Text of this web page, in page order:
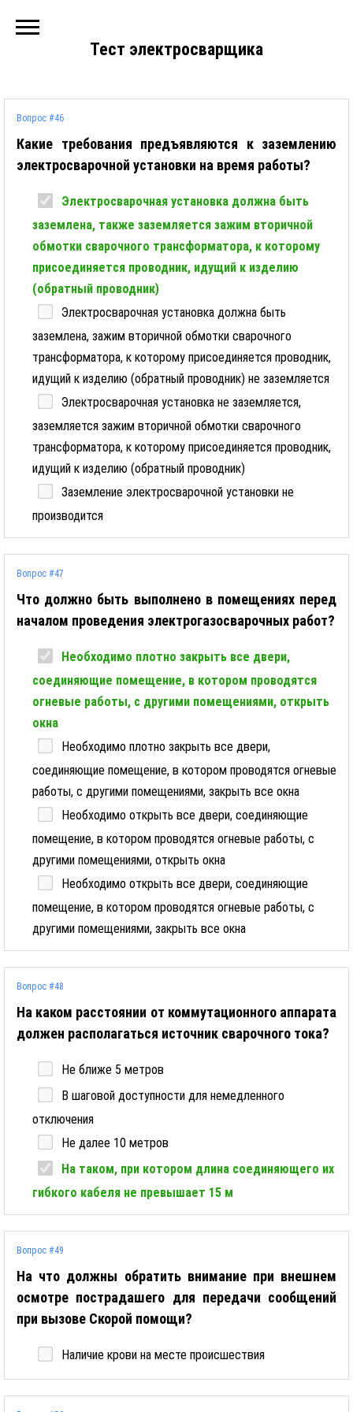
Тест электросварщика
Вопрос #46
Какие требования предъявляются к заземлению
электросварочной установки на время работы?
Электросварочная установка должна быть
заземлена, также заземляется зажим вторичной
обмотки сварочного трансформатора, к которому
присоединяется проводник, идущий к изделию
(обратный проводник)
Электросварочная установка должна быть
заземлена, зажим вторичной обмотки сварочного
трансформатора, к которому присоединяется проводник,
идущий к изделию (обратный проводник) не заземляется
Электросварочная установка не заземляется,
заземляется зажим вторичной обмотки сварочного
трансформатора, к которому присоединяется проводник,
идущий к изделию (обратный проводник)
Заземление электросварочной установки не
производится
Вопрос #47
Что должно быть выполнено в помещениях перед
началом проведения электрогазосварочных работ?
Необходимо плотно закрыть все двери,
соединяющие помещение, в котором проводятся
огневые работы, с другими помещениями, открыть
окна
Необходимо плотно закрыть все двери,
соединяющие помещение, в котором проводятся огневые
работы, с другими помещениями, закрыть все окна
Необходимо открыть все двери, соединяющие
помещение, в котором проводятся огневые работы, с
другими помещениями, открыть окна
Необходимо открыть все двери, соединяющие
помещение, в котором проводятся огневые работы, с
другими помещениями, закрыть все окна
Вопрос #48
На каком расстоянии от коммутационного аппарата
должен располагаться источник сварочного тока?
Не ближе 5 метров
В шаговой доступности для немедленного
отключения
Не далее 10 метров
На таком, при котором длина соединяющего их
гибкого кабеля не превышает 15 м
Вопрос #49
На что должны обратить внимание при внешнем
осмотре пострадашего для передачи сообщений
при вызове Скорой помощи?
Наличие крови на месте происшествия